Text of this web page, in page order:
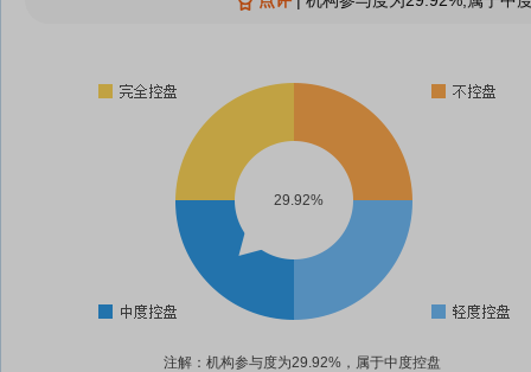
29.92%
注解：机构参与度为29.92%，属于中度控盘